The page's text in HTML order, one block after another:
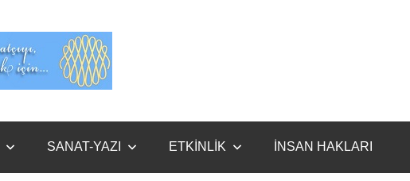
Benim
SANAT-YAZI ETKİNLİK İNSAN HAKLARI